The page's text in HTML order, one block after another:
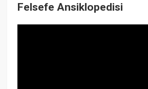
Felsefe Ansiklopedisi